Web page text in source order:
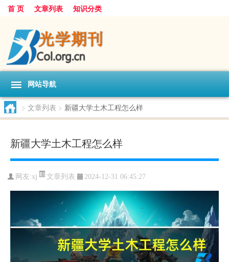
首 页 文章列表 知识分类
网站导航
> 文章列表 > 新疆大学土木工程怎么样
新疆大学土木工程怎么样
网友:xj 文章列表 2024-12-31 06:45:27